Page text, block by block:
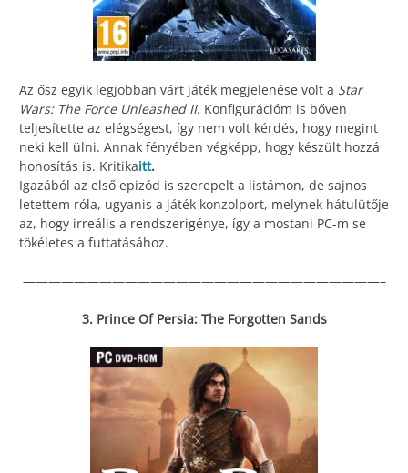
Az ősz egyik legjobban várt játék megjelenése volt a Star
Wars: The Force Unleashed II. Konfigurációm is bőven
teljesítette az elégségest, így nem volt kérdés, hogy megint
neki kell ülni. Annak fényében végképp, hogy készült hozzá
honosítás is. Kritikaitt.
Igazából az első epizód is szerepelt a listámon, de sajnos
letettem róla, ugyanis a játék konzolport, melynek hátulütője
az, hogy irreális a rendszerigénye, így a mostani PC-m se
tökéletes a futtatásához.
————————————————————————————–
3. Prince Of Persia: The Forgotten Sands